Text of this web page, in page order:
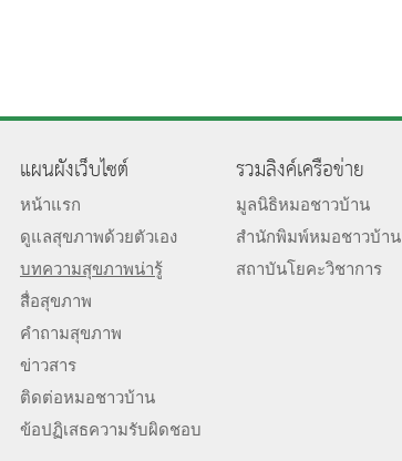
แผนผังเว็บไซต์
หน้าแรก
ดูแลสุขภาพด้วยตัวเอง
บทความสุขภาพน่ารู้
สื่อสุขภาพ
คำถามสุขภาพ
ข่าวสาร
ติดต่อหมอชาวบ้าน
ข้อปฏิเสธความรับผิดชอบ
รวมลิงค์เครือข่าย
มูลนิธิหมอชาวบ้าน
สำนักพิมพ์หมอชาวบ้าน
สถาบันโยคะวิชาการ